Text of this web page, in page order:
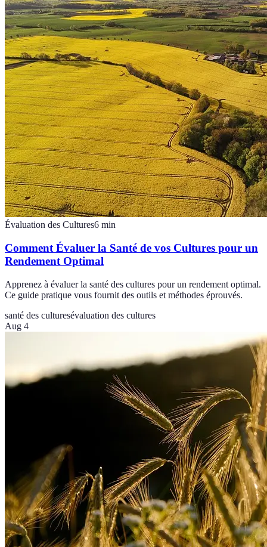
Évaluation des Cultures6 min
Comment Évaluer la Santé de vos Cultures pour un
Rendement Optimal
Apprenez à évaluer la santé des cultures pour un rendement optimal.
Ce guide pratique vous fournit des outils et méthodes éprouvés.
santé des culturesévaluation des cultures
Aug 4